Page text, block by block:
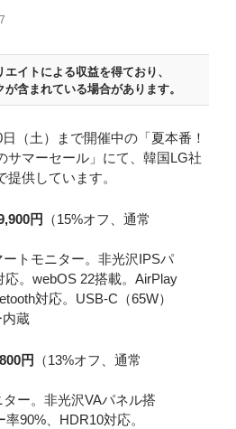
イトによる収益を得ており、
含まれている場合があります。
（土）まで開催中の「夏本番！
サマーセール」にて、韓国LG社
供しています。
円
（15%オフ、通常
トモニター。非光沢IPSパ
応。webOS 22搭載。AirPlay
対応。USB-C（65W）
蔵
円
（13%オフ、通常
ー。非光沢VAパネル搭
90%、HDR10対応。